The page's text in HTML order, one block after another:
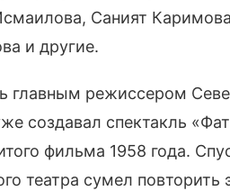
Саният
и другие.
главным режиссером
создавал спектакль
фильма 1958 года.
театра сумел повторить